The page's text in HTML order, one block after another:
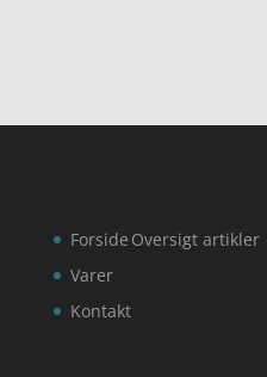
Forside
Varer
Kontakt
Oversigt artikler